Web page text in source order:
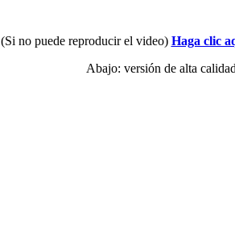
(Si no puede reproducir el video) Haga clic
Abajo: versión de alta